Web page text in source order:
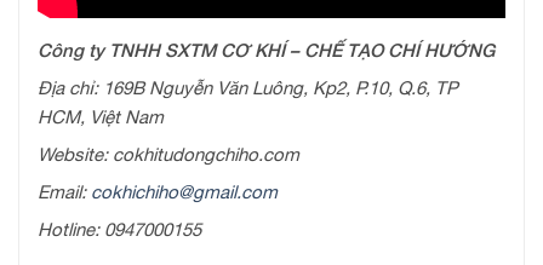
Công ty TNHH SXTM CƠ KHÍ – CHẾ TẠO CHÍ HƯỚNG
Địa chỉ: 169B Nguyễn Văn Luông, Kp2, P.10, Q.6, TP
HCM, Việt Nam
Website: cokhitudongchiho.com
Email: cokhichiho@gmail.com
Hotline: 0947000155